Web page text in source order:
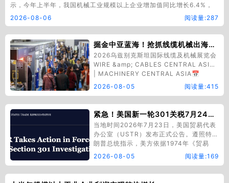
示，今年上半年，我国机械工业规模以上企业增加值同比增长6.4%，
高于同期全国工业和制造业1个和0.8个百分点。主要涉及的五个国民经
2026-08-06 阅读量:287
掘金中亚蓝海！抢抓线缆机械出海商机——2026乌兹别克斯坦国际线缆及机械展览会
2026乌兹别克斯坦国际线缆及机械展览会
WIRE &amp; CABLES CENTRAL ASIA
| MACHINERY CENTRAL ASIA📅
2026.11.10-12📍 乌兹别克斯坦·塔什干国
际会展中心🏛️ 主办：西麦克国际展览有限
览公司同期展…
2026-08-05 阅读量:415
紧急！美国新一轮301关税7月24日生效，对中国加征12.5%（附查询计算指南）
当地时间2026年7月23日，美国贸易代表
办公室（USTR）发布正式公告。遵照特
朗普总统指示，美方依据1974年《贸易
法》第301条，以所谓 “强迫劳动” 为由，
面向全球60个国家和地区征收新一轮301
条关税，国内企业出口美国产品面临综合
2026-08-05 阅读量:169